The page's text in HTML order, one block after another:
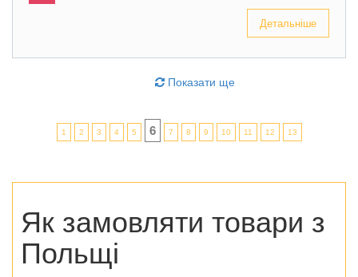
Детальніше
Показати ще
1 2 3 4 5 6 7 8 9 10 11 12 13
Як замовляти товари з
Польщі